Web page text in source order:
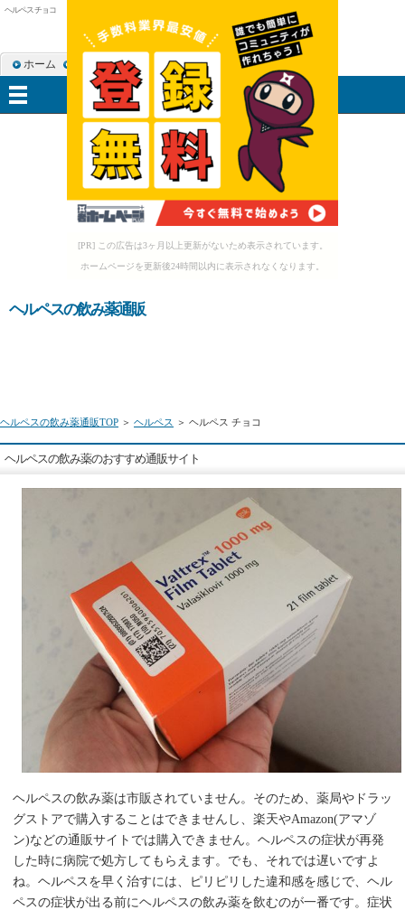
[PR] この広告は3ヶ月以上更新がないため表示されています。
ホームページを更新後24時間以内に表示されなくなります。
ヘルペス チョコ
ヘルペスの飲み薬通販
ヘルペスの飲み薬通販TOP ＞ ヘルペス ＞ ヘルペス チョコ
ヘルペスの飲み薬のおすすめ通販サイト
ヘルペスの飲み薬は市販されていません。そのため、薬局やドラッ
グストアで購入することはできませんし、楽天やAmazon(アマゾ
ン)などの通販サイトでは購入できません。ヘルペスの症状が再発
した時に病院で処方してもらえます。でも、それでは遅いですよ
ね。ヘルペスを早く治すには、ピリピリした違和感を感じで、ヘル
ペスの症状が出る前にヘルペスの飲み薬を飲むのが一番です。症状
ホーム RSS購読 サイトマップ
メニュー